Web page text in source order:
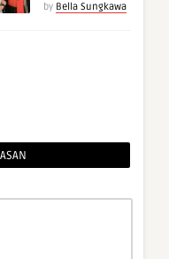
by Bella Sungkawa